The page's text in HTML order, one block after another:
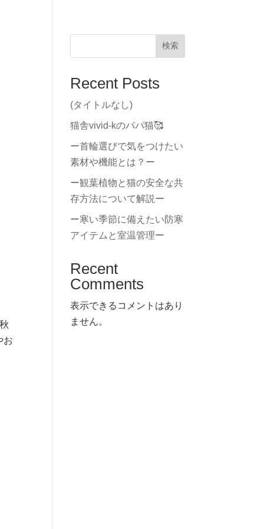
お
検索
Recent Posts
(タイトルなし)
猫舎vivid-kのパパ猫🥰
ー首輪選びで気をつけたい
素材や機能とは？ー
ー観葉植物と猫の安全な共
存方法について解説ー
ー寒い季節に備えたい防寒
アイテムと室温管理ー
Recent
Comments
表示できるコメントはあり
ません。